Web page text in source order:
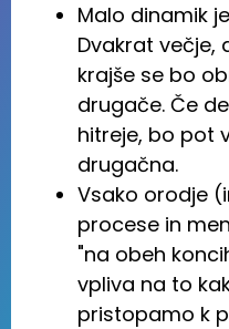
Malo dinamik
Dvakrat večje,
krajše se bo
drugače. Če
hitreje, bo pot
drugačna.
Vsako orodje
procese in
"na obeh
vpliva na to
pristopamo k